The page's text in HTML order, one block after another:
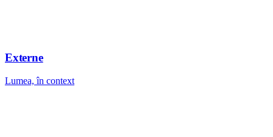
Externe
Lumea, în context